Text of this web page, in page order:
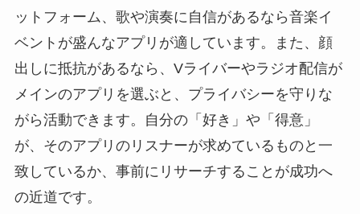
ットフォーム、歌や演奏に自信があるなら音楽イ
ベントが盛んなアプリが適しています。また、顔
出しに抵抗があるなら、Vライバーやラジオ配信が
メインのアプリを選ぶと、プライバシーを守りな
がら活動できます。自分の「好き」や「得意」
が、そのアプリのリスナーが求めているものと一
致しているか、事前にリサーチすることが成功へ
の近道です。